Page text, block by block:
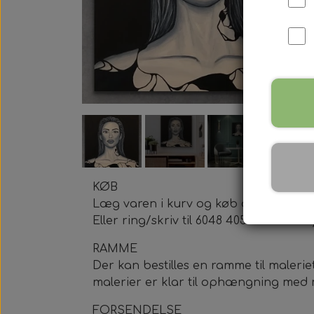
KØB
Læg varen i kurv og køb den vej.
Eller ring/skriv til 6048 4050 eller
RAMME
Der kan bestilles en ramme til
malerier er klar til ophængning med
FORSENDELSE